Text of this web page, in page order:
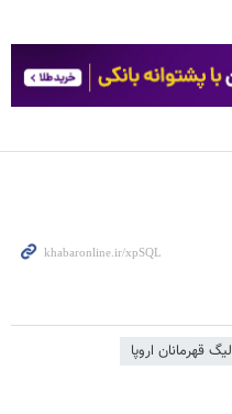
لیگ قهرمانان اروپا